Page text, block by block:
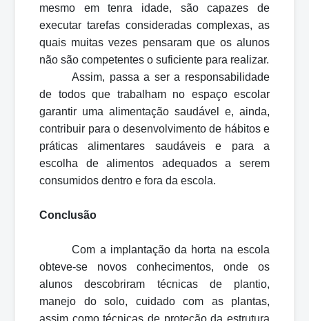
mesmo em tenra idade, são capazes de
executar tarefas consideradas complexas, as
quais muitas vezes pensaram que os alunos
não são competentes o suficiente para realizar.
Assim, passa a ser a responsabilidade
de todos que trabalham no espaço escolar
garantir uma alimentação saudável e, ainda,
contribuir para o desenvolvimento de hábitos e
práticas alimentares saudáveis e para a
escolha de alimentos adequados a serem
consumidos dentro e fora da escola.
Conclusão
Com a implantação da horta na escola
obteve-se novos conhecimentos, onde os
alunos descobriram técnicas de plantio,
manejo do solo, cuidado com as plantas,
assim como técnicas de proteção da estrutura